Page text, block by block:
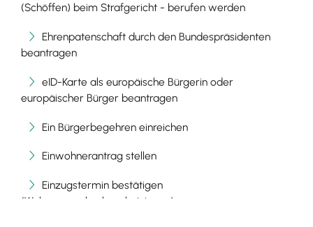
(Schöffen) beim Strafgericht - berufen werden
Ehrenpatenschaft durch den Bundespräsidenten
beantragen
eID-Karte als europäische Bürgerin oder
europäischer Bürger beantragen
Ein Bürgerbegehren einreichen
Einwohnerantrag stellen
Einzugstermin bestätigen
(Wohnungsgeberbescheinigung)